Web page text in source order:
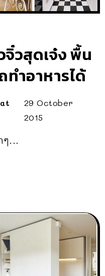
จิ๋วสุดเจ๋ง พื้น
ำอาหารได้
29 October
2015
...